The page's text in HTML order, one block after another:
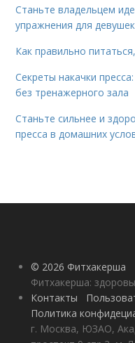
Станьте владельцем
упражнения для девушек
Как правильно
Секреты накачки
без тренажерного зала
Станьте сильнее и
пресса в домашних
© 2026 Фитхакерша
Фитхакерша:
Контакты
Политика
г. Москва, ЮЗАО,